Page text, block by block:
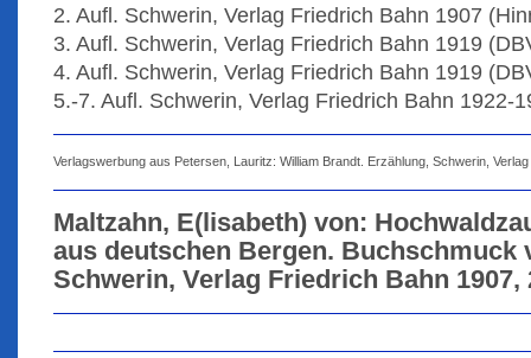
2. Aufl. Schwerin, Verlag Friedrich Bahn 1907
3. Aufl. Schwerin, Verlag Friedrich Bahn 1919
4. Aufl. Schwerin, Verlag Friedrich Bahn 1919
5.-7. Aufl. Schwerin, Verlag Friedrich Bahn 1922-
Verlagswerbung aus Petersen, Lauritz: William Brandt. Erzählung, Schwerin,
Maltzahn, E(lisabeth) von:
aus deutschen Bergen. Buchschmuck
Schwerin, Verlag Friedrich Bahn 1907,